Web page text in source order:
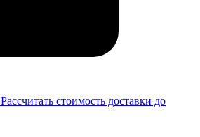
Рассчитать стоимость доставки до